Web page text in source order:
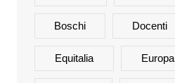
Boschi Docenti
Equitalia Europa